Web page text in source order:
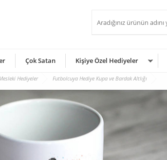
Çok Satan Kişiye Özel Hediyeler
Hediyeler Futbolcuya Hediye Kupa ve Bardak Altlığı